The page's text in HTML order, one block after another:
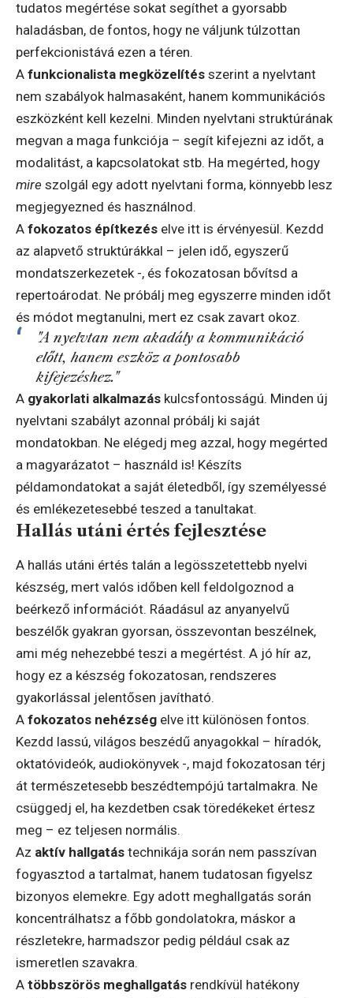
tudatos megértése sokat segíthet a gyorsabb
haladásban, de fontos, hogy ne váljunk túlzottan
perfekcionistává ezen a téren.
A funkcionalista megközelítés szerint a nyelvtant
nem szabályok halmasaként, hanem kommunikációs
eszközként kell kezelni. Minden nyelvtani struktúrának
megvan a maga funkciója – segít kifejezni az időt, a
modalitást, a kapcsolatokat stb. Ha megérted, hogy
mire szolgál egy adott nyelvtani forma, könnyebb lesz
megjegyezned és használnod.
A fokozatos építkezés elve itt is érvényesül. Kezdd
az alapvető struktúrákkal – jelen idő, egyszerű
mondatszerkezetek -, és fokozatosan bővítsd a
repertoárodat. Ne próbálj meg egyszerre minden időt
és módot megtanulni, mert ez csak zavart okoz.
"A nyelvtan nem akadály a kommunikáció
előtt, hanem eszköz a pontosabb
kifejezéshez."
A gyakorlati alkalmazás kulcsfontosságú. Minden új
nyelvtani szabályt azonnal próbálj ki saját
mondatokban. Ne elégedj meg azzal, hogy megérted
a magyarázatot – használd is! Készíts
példamondatokat a saját életedből, így személyessé
és emlékezetesebbé teszed a tanultakat.
Hallás utáni értés fejlesztése
A hallás utáni értés talán a legösszetettebb nyelvi
készség, mert valós időben kell feldolgoznod a
beérkező információt. Ráadásul az anyanyelvű
beszélők gyakran gyorsan, összevontan beszélnek,
ami még nehezebbé teszi a megértést. A jó hír az,
hogy ez a készség fokozatosan, rendszeres
gyakorlással jelentősen javítható.
A fokozatos nehézség elve itt különösen fontos.
Kezdd lassú, világos beszédű anyagokkal – híradók,
oktatóvideók, audiokönyvek -, majd fokozatosan térj
át természetesebb beszédtempójú tartalmakra. Ne
csüggedj el, ha kezdetben csak töredékeket értesz
meg – ez teljesen normális.
Az aktív hallgatás technikája során nem passzívan
fogyasztod a tartalmat, hanem tudatosan figyelsz
bizonyos elemekre. Egy adott meghallgatás során
koncentrálhatsz a főbb gondolatokra, máskor a
részletekre, harmadszor pedig például csak az
ismeretlen szavakra.
A többszörös meghallgatás rendkívül hatékony